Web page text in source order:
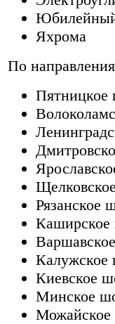
Яхрома
По
Пятницкое
Рязанское
Каширское
Калужское
Киевское
Минское
Можайское